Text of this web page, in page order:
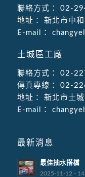
聯絡方式： 02-
地址：
新北市中
E-mail：
土城區工廠
聯絡方式： 02-
傳真專線：
02-
地址：
新北市土
E-mail：
最新消息
最佳抽水搭檔
2025-11-12 -